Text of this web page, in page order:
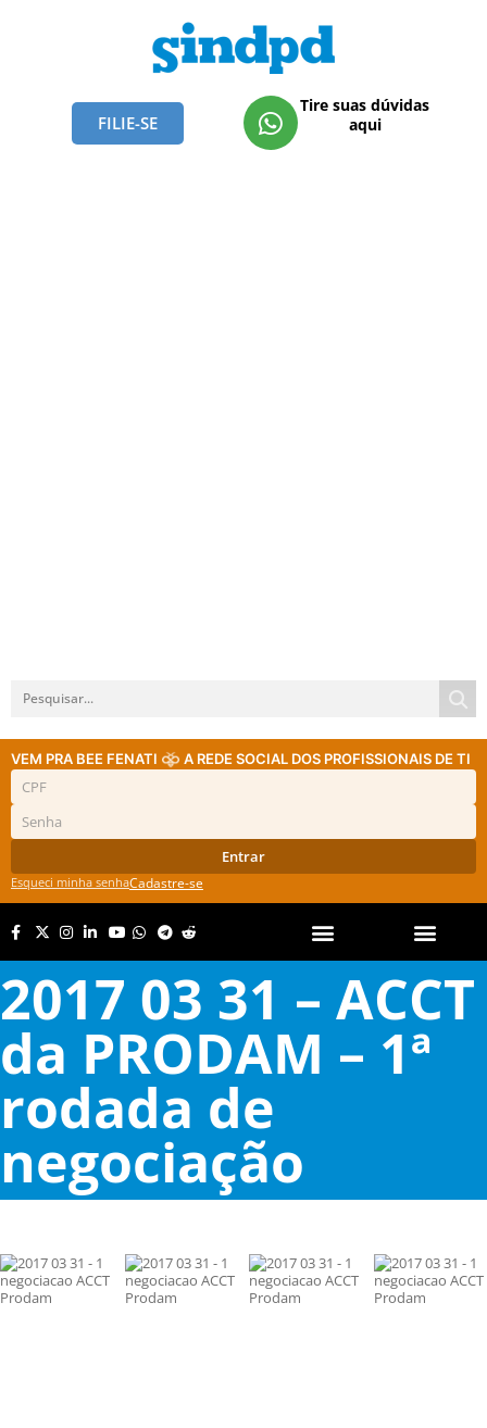
FILIE-SE
Tire suas dúvidas
aqui
VEM PRA BEE FENATI A REDE SOCIAL DOS PROFISSIONAIS DE TI
Entrar
Esqueci minha senhaCadastre-se
2017 03 31 – ACCT
da PRODAM – 1ª
rodada de
negociação